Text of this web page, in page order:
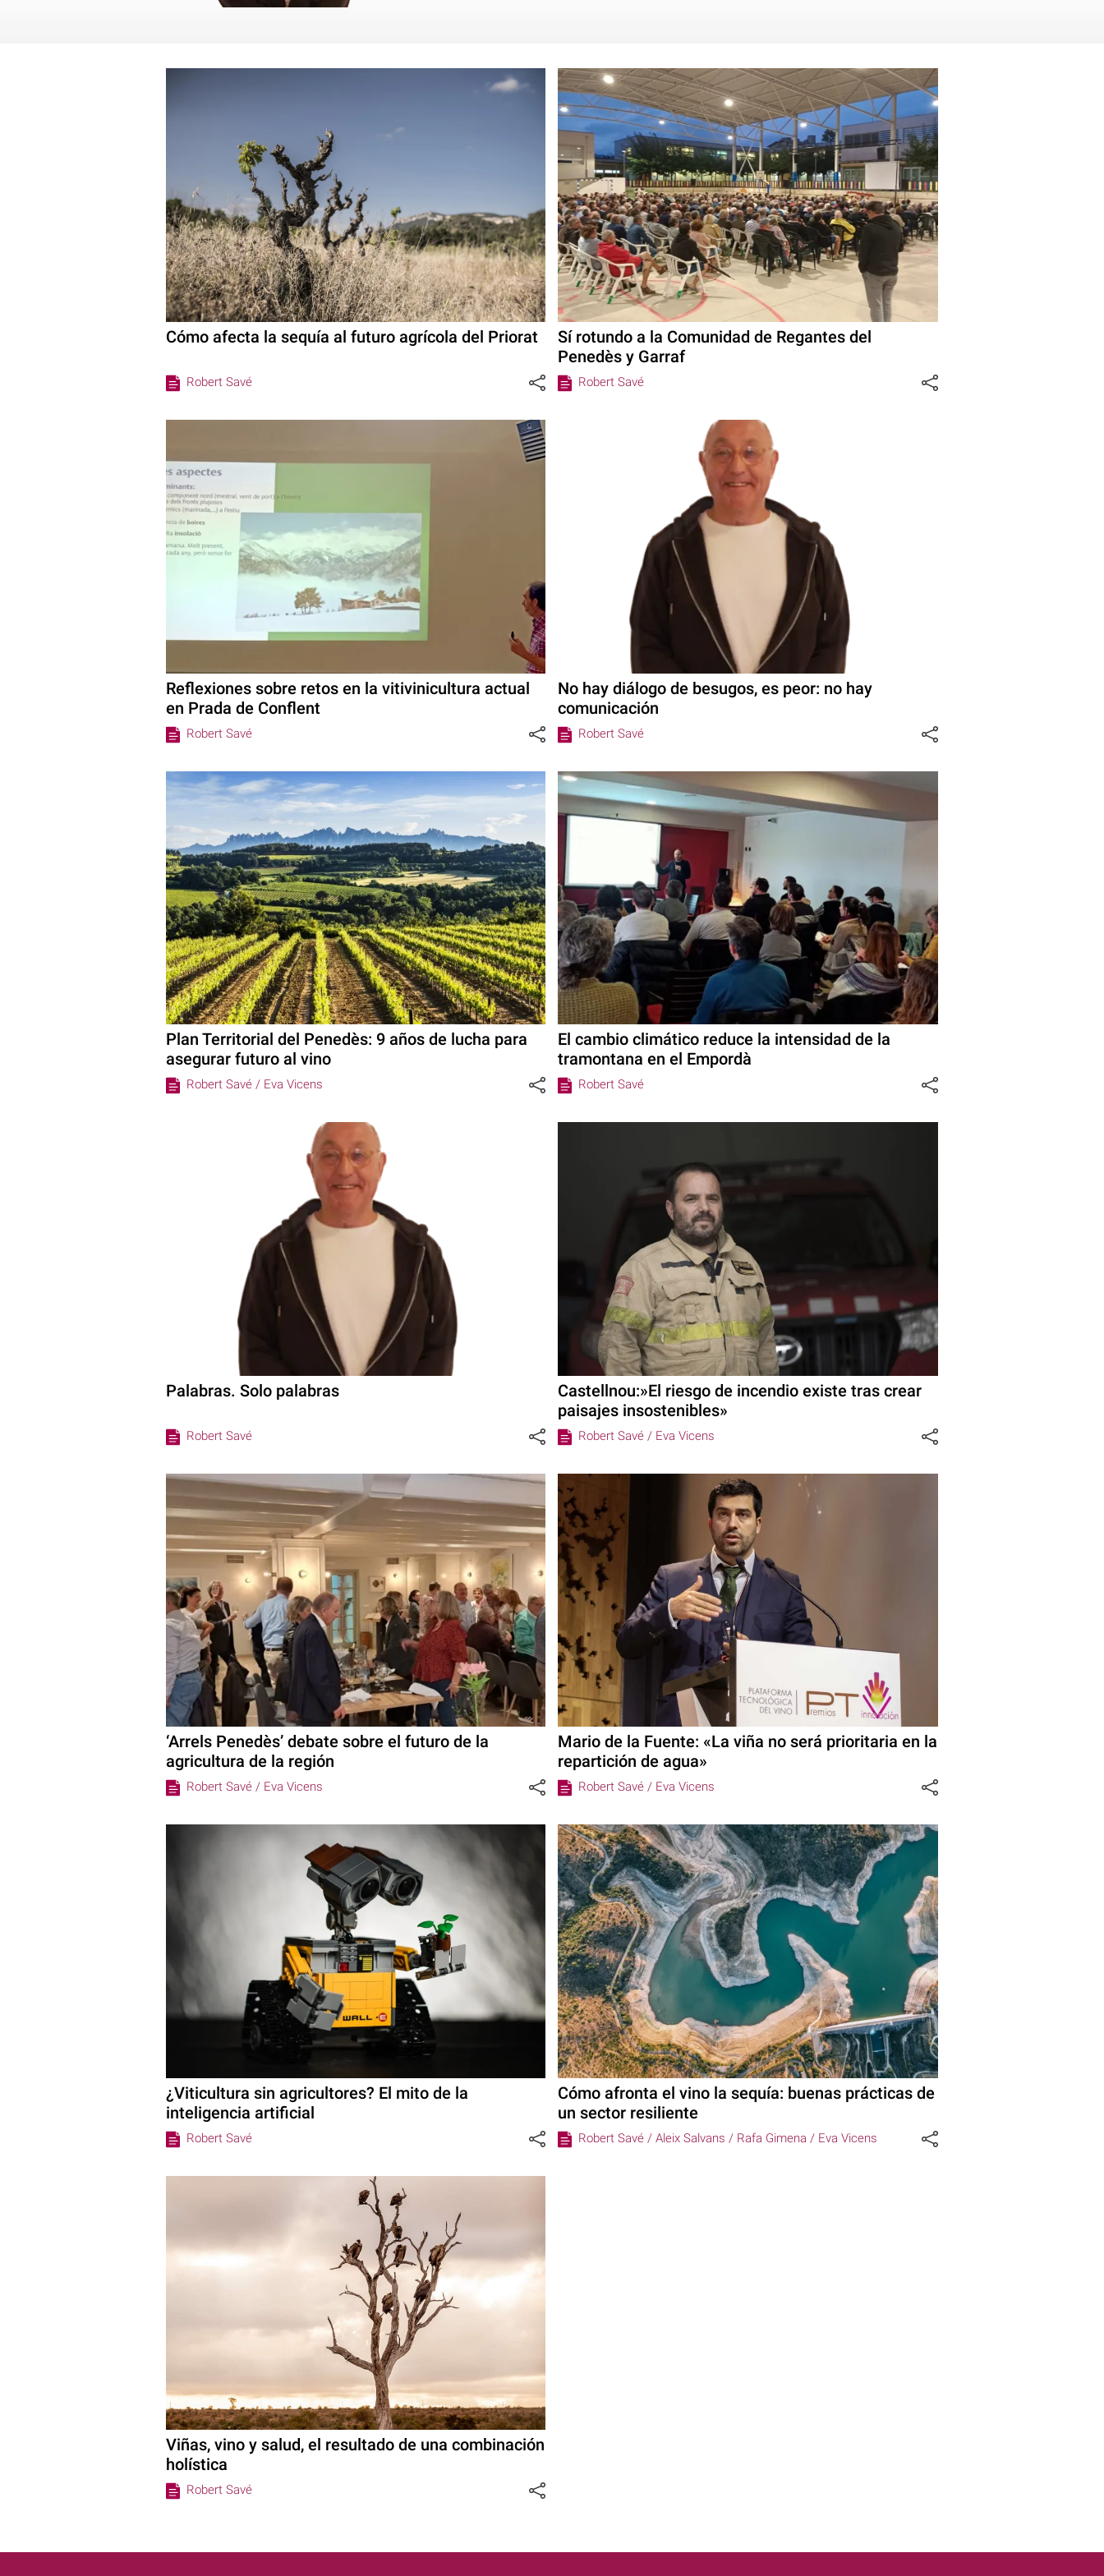
Cómo afecta la sequía al futuro agrícola del Priorat
Robert Savé
Sí rotundo a la Comunidad de Regantes del
Penedès y Garraf
Robert Savé
Reflexiones sobre retos en la vitivinicultura actual
en Prada de Conflent
Robert Savé
No hay diálogo de besugos, es peor: no hay
comunicación
Robert Savé
Plan Territorial del Penedès: 9 años de lucha para
asegurar futuro al vino
Robert Savé / Eva Vicens
El cambio climático reduce la intensidad de la
tramontana en el Empordà
Robert Savé
Palabras. Solo palabras
Robert Savé
Castellnou:»El riesgo de incendio existe tras crear
paisajes insostenibles»
Robert Savé / Eva Vicens
‘Arrels Penedès’ debate sobre el futuro de la
agricultura de la región
Robert Savé / Eva Vicens
Mario de la Fuente: «La viña no será prioritaria en la
repartición de agua»
Robert Savé / Eva Vicens
¿Viticultura sin agricultores? El mito de la
inteligencia artificial
Robert Savé
Cómo afronta el vino la sequía: buenas prácticas de
un sector resiliente
Robert Savé /Aleix Salvans / Rafa Gimena / Eva Vicens
Viñas, vino y salud, el resultado de una combinación
holística
Robert Savé